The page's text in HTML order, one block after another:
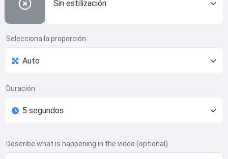
Sin estilización
Selecciona la proporción
Duración
Describe what is happening in the video (optional)